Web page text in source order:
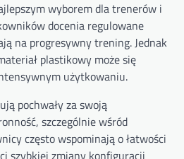
wyborem dla trenerów i
docenia regulowane
na progresywny trening. Jednak
plastikowy może się
użytkowaniu.
pochwały za swoją
szczególnie wśród
często wspominają o łatwości